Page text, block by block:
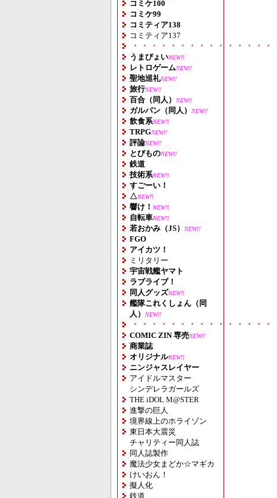
コミケ100
コミケ99
コミティア138
コミティア137
・・・・・・・・・・・・・・・
うまぴょいNEW!!
レトロゲームNEW!!
聖地巡礼NEW!!
旅行NEW!!
百合（同人） NEW!!
ガルパン（同人） NEW!!
飲食系NEW!!
TRPGNEW!!
評論NEW!!
とびものNEW!!
鉄道
技術系NEW!!
すごーい！
△NEW!!
響け！ NEW!!
自転車NEW!!
若おかみ（JS） NEW!!
FGO
アイカツ！
ミリタリー
宇宙戦艦ヤマト
ラブライブ！
同人グッズNEW!!
艦隊これくしょん（同
人）
NEW!!
・・・・・・・・・・・・・・・
COMIC ZIN 専売NEW!!
商業誌
オリジナルNEW!!
ニンジャスレイヤー
アイドルマスター
シンデレラガールズ
THE iDOL M@STER
進撃の巨人
境界線上のホライゾン
東日本大震災
チャリティー同人誌
同人誌製作
魔法少女まどか☆マギカ
けいおん！
擬人化
鉄道